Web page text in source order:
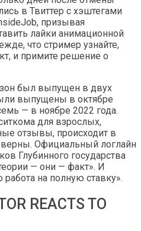
в Твиттер с хэштегами
призывая
лайки анимационной
что стример узнайте,
и примите решение о
был выпущен в двух
выпущены в октябре
— в ноябре 2022 года.
для взрослых,
отзывы, происходит в
верны. Официальный логлайн
Глубинного государства
— они — факт». И
на полную ставку».
REACTS TO